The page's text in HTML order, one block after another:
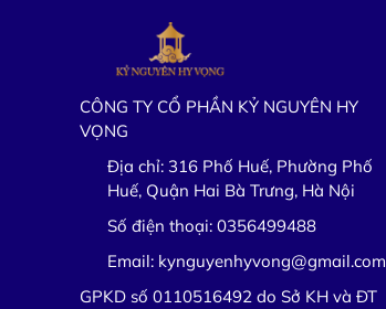
CÔNG TY CỔ PHẦN KỶ NGUYÊN HY
VỌNG
Địa chỉ: 316 Phố Huế, Phường Phố
Huế, Quận Hai Bà Trưng, Hà Nội
Số điện thoại: 0356499488
Email: kynguyenhyvong@gmail.com
GPKD số 0110516492 do Sở KH và ĐT